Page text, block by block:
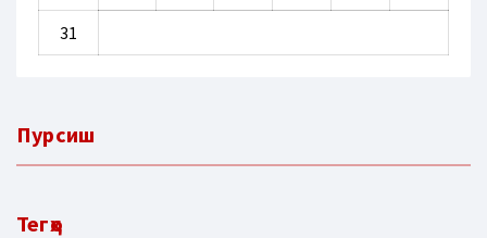
31
Пурсиш
Тегҳо